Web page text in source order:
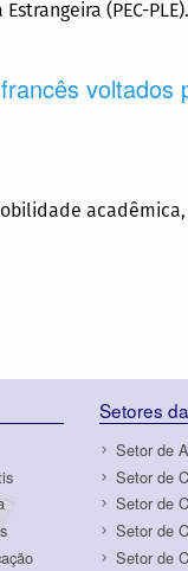
(PEC-PLE).
voltados
Setores
Setor de
Setor de
Setor de
Setor de
Setor de